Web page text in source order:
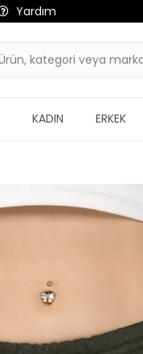
Yardım
KADIN ERKEK